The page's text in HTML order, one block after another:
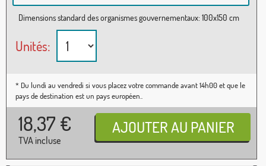
Dimensions standard des organismes gouvernementaux: 100x150 cm
Unités:
* Du lundi au vendredi si vous placez votre commande avant 14h00 et que le
pays de destination est un pays européen..
18,37 €
TVA incluse